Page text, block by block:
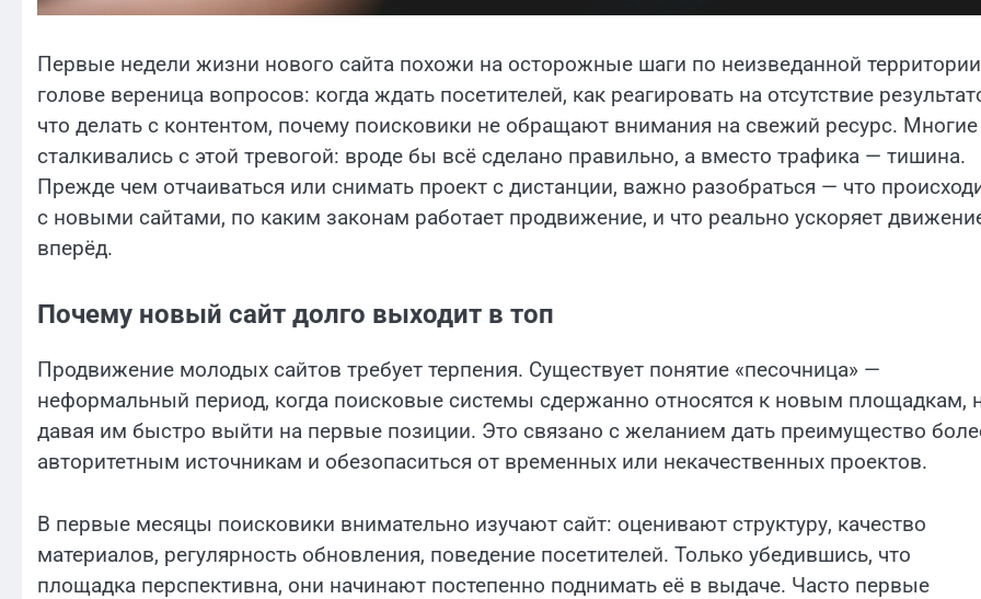
Первые недели жизни нового сайта похожи на осторожные шаги по неизведанной
голове вереница вопросов: когда ждать посетителей, как реагировать на отсутствие
что делать с контентом, почему поисковики не обращают внимания на свежий ресурс. Многие
сталкивались с этой тревогой: вроде бы всё сделано правильно, а вместо трафика — тишина.
Прежде чем отчаиваться или снимать проект с дистанции, важно разобраться — что
с новыми сайтами, по каким законам работает продвижение, и что реально ускоряет
вперёд.
Почему новый сайт долго выходит в топ
Продвижение молодых сайтов требует терпения. Существует понятие «песочница» —
неформальный период, когда поисковые системы сдержанно относятся к новым площадкам,
давая им быстро выйти на первые позиции. Это связано с желанием дать преимущество
авторитетным источникам и обезопаситься от временных или некачественных проектов.
В первые месяцы поисковики внимательно изучают сайт: оценивают структуру, качество
материалов, регулярность обновления, поведение посетителей. Только убедившись, что
площадка перспективна, они начинают постепенно поднимать её в выдаче. Часто первые